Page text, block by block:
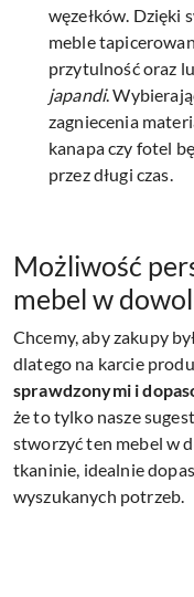
węzełków. Dzięki
meble
przytulność oraz
japandi.
zagniecenia
kanapa czy fotel
przez długi czas.
Możliwość
mebel w
Chcemy, aby zakupy
dlatego na karcie
sprawdzonymi i
że to tylko nasze
stworzyć ten mebel w
tkaninie, idealnie
wyszukanych potrzeb.